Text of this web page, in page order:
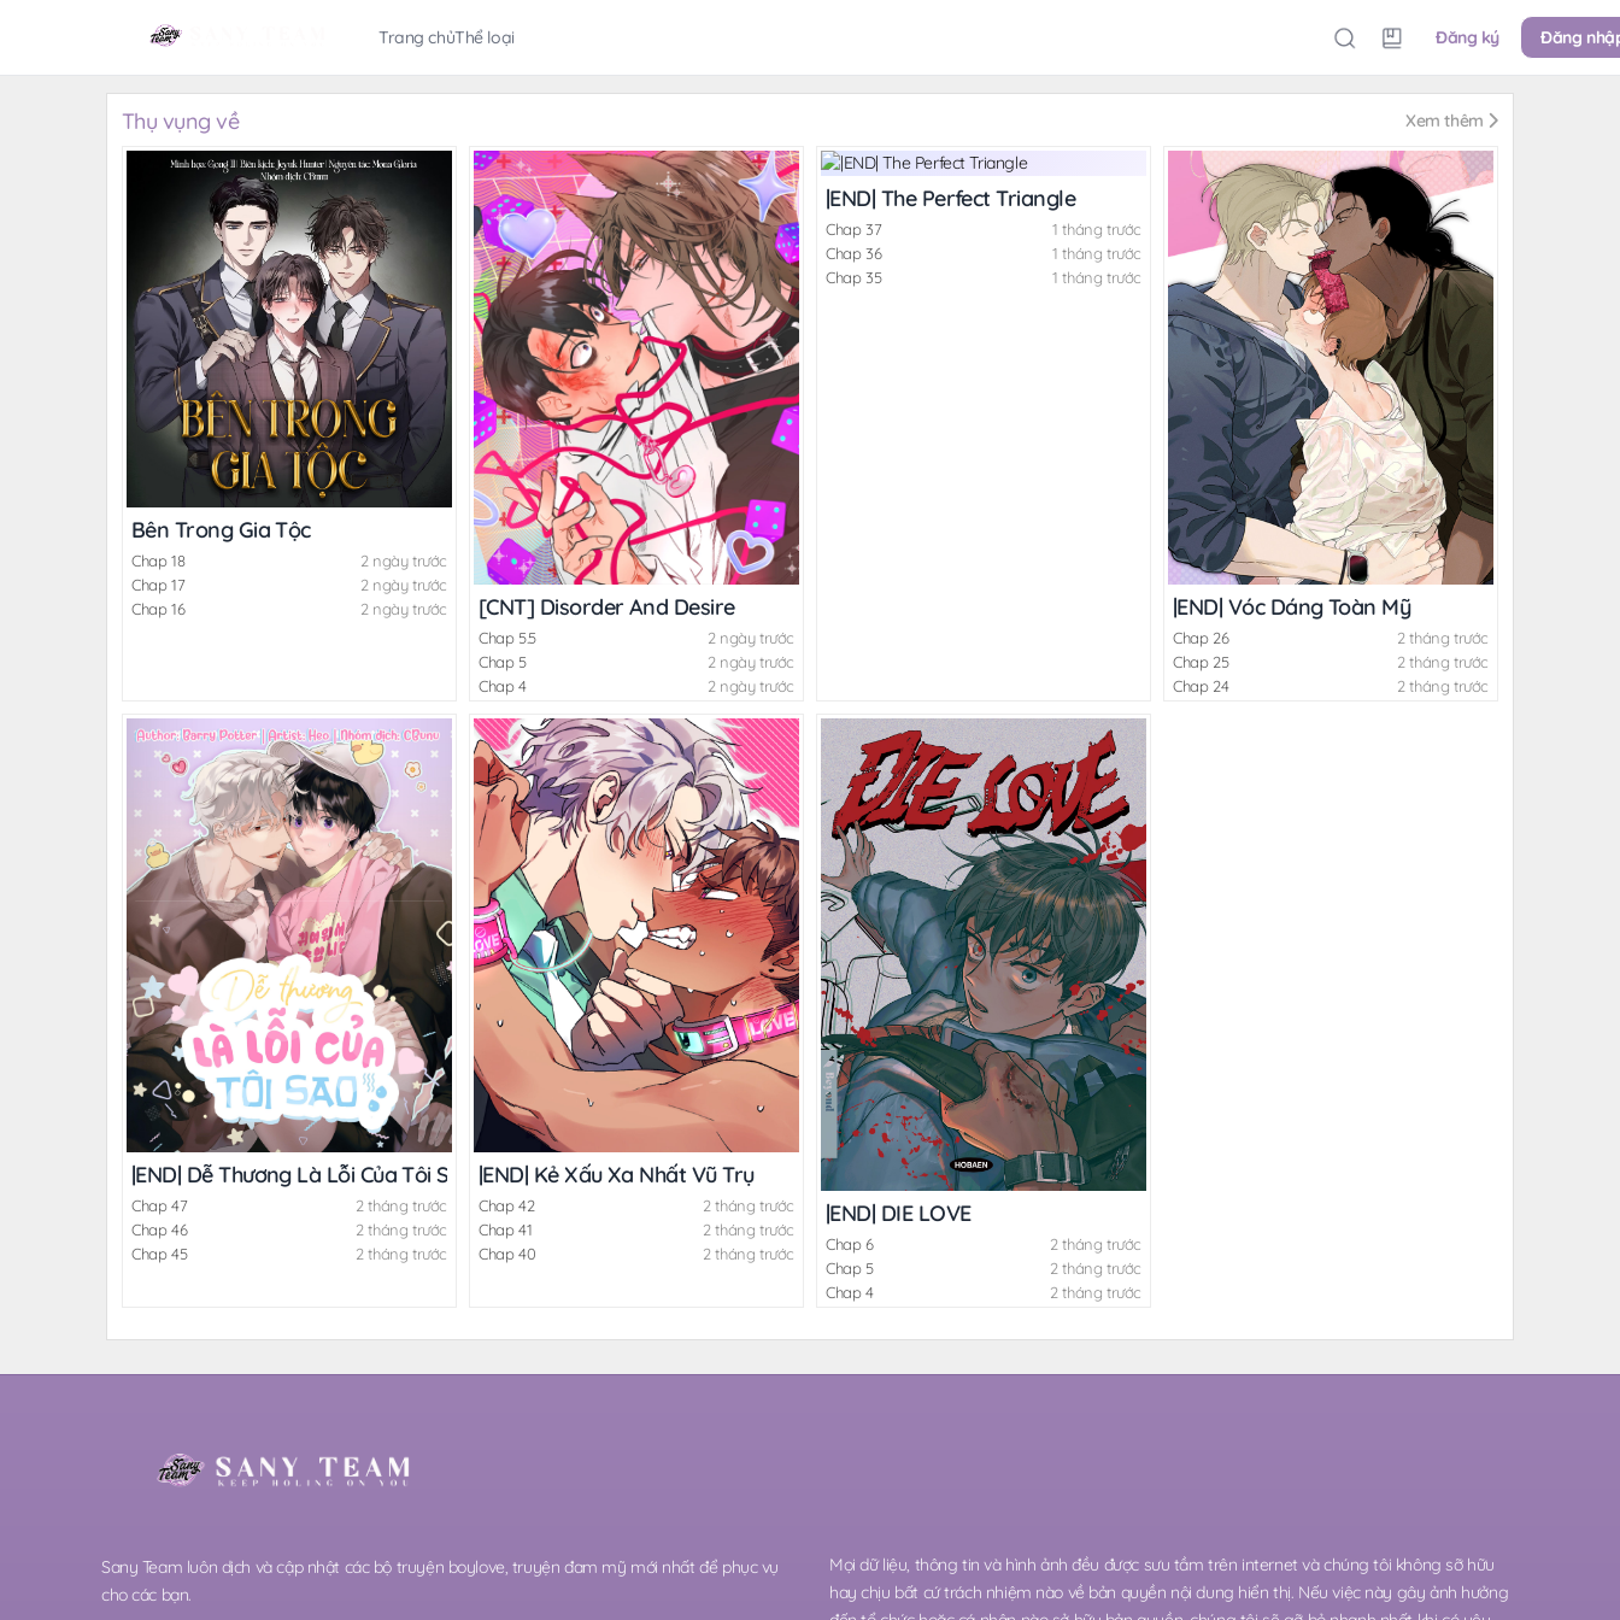
Trang chủThể loại Đăng ký Đăng
Thụ vụng về Xem thêm
Bên Trong Gia Tộc
Chap 18
2 ngày trước
Chap 17
2 ngày trước
Chap 16
2 ngày trước [CNT] Disorder And Desire
Chap 5.5
2 ngày trước
Chap 5
2 ngày trước
Chap 4
2 ngày trước
|END| The Perfect Triangle
Chap 37
1 tháng trước
Chap 36
1 tháng trước
Chap 35
1 tháng trước
|END| Vóc Dáng Toàn Mỹ
Chap 26
2 tháng trước
Chap 25
2 tháng trước
Chap 24
2 tháng trước
|END| Dễ Thương Là Lỗi Của Tôi Sao?!
Chap 47
2 tháng trước
Chap 46
2 tháng trước
Chap 45
2 tháng trước
|END| Kẻ Xấu Xa Nhất Vũ Trụ
Chap 42
2 tháng trước
Chap 41
2 tháng trước
Chap 40
2 tháng trước
|END| DIE LOVE
Chap 6
2 tháng trước
Chap 5
2 tháng trước
Chap 4
2 tháng trước
Sany Team luôn dịch và cập nhật các bộ truyện boylove, truyện đam mỹ mới nhất để phục vụ
cho các bạn.
Mọi dữ liệu, thông tin và hình ảnh đều được sưu tầm trên internet và chúng tôi không sỡ hữu
hay chịu bất cứ trách nhiệm nào về bản quyền nội dung hiển thị. Nếu việc này gây ảnh hưởng